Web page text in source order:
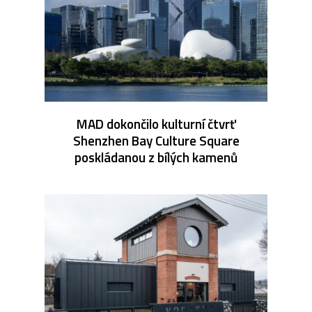
MAD dokončilo kulturní čtvrť
Shenzhen Bay Culture Square
poskládanou z bílých kamenů